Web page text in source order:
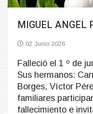
MIGUEL ANGEL
02 Junio 2026
Falleció el 1 º de
Sus hermanos:
Borges, Víctor
familiares
fallecimiento e